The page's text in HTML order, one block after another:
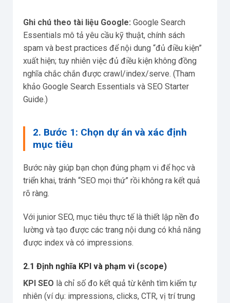
Ghi chú theo tài liệu Google: Google Search
Essentials mô tả yêu cầu kỹ thuật, chính sách
spam và best practices để nội dung “đủ điều kiện”
xuất hiện; tuy nhiên việc đủ điều kiện không đồng
nghĩa chắc chắn được crawl/index/serve. (Tham
khảo Google Search Essentials và SEO Starter
Guide.)
2. Bước 1: Chọn dự án và xác định
mục tiêu
Bước này giúp bạn chọn đúng phạm vi để học và
triển khai, tránh “SEO mọi thứ” rồi không ra kết quả
rõ ràng.
Với junior SEO, mục tiêu thực tế là thiết lập nền đo
lường và tạo được các trang nội dung có khả năng
được index và có impressions.
2.1 Định nghĩa KPI và phạm vi (scope)
KPI SEO là chỉ số đo kết quả từ kênh tìm kiếm tự
nhiên (ví dụ: impressions, clicks, CTR, vị trí trung